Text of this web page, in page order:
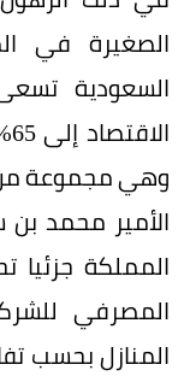
الصغيرة في
السعودية
وهي مجموعة من
الأمير محمد
المملكة جزئيا
المصرفي
المنازل بحسب